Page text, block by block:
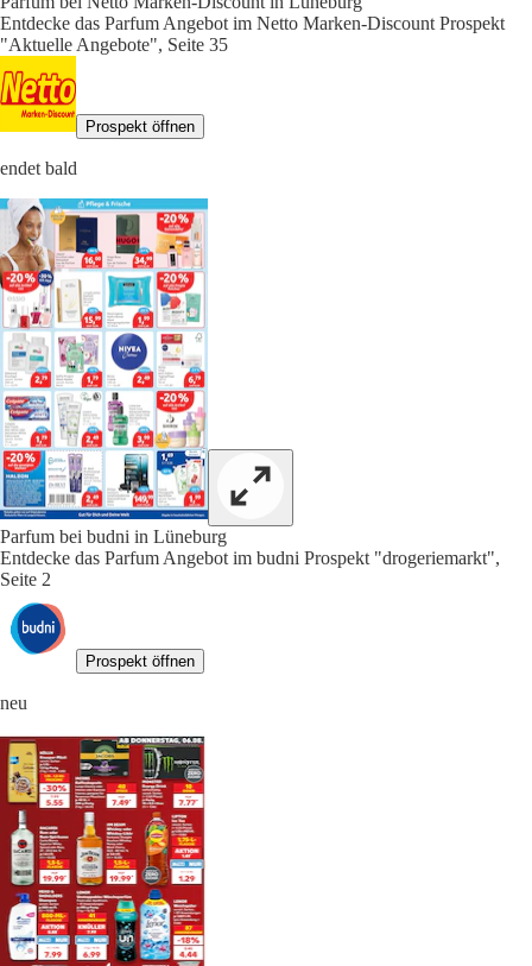
Entdecke das Parfum Angebot im Netto Marken-Discount Prospekt
"Aktuelle Angebote", Seite 35
Prospekt öffnen
endet bald
Parfum bei budni in Lüneburg
Entdecke das Parfum Angebot im budni Prospekt "drogeriemarkt",
Seite 2
Prospekt öffnen
neu